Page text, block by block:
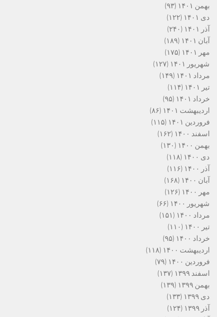
بهمن ۱۴۰۱
(۹۳)
دی ۱۴۰۱
(۱۲۲)
آذر ۱۴۰۱
(۲۴۰)
آبان ۱۴۰۱
(۱۸۹)
مهر ۱۴۰۱
(۱۷۵)
شهریور ۱۴۰۱
(۱۲۷)
مرداد ۱۴۰۱
(۱۴۹)
تیر ۱۴۰۱
(۱۱۴)
خرداد ۱۴۰۱
(۹۵)
اردیبهشت ۱۴۰۱
(۸۶)
فروردین ۱۴۰۱
(۱۱۵)
اسفند ۱۴۰۰
(۱۶۲)
بهمن ۱۴۰۰
(۱۳۰)
دی ۱۴۰۰
(۱۱۸)
آذر ۱۴۰۰
(۱۱۶)
آبان ۱۴۰۰
(۱۶۸)
مهر ۱۴۰۰
(۱۲۶)
شهریور ۱۴۰۰
(۶۶)
مرداد ۱۴۰۰
(۱۵۱)
تیر ۱۴۰۰
(۱۱۰)
خرداد ۱۴۰۰
(۹۵)
اردیبهشت ۱۴۰۰
(۱۱۸)
فروردین ۱۴۰۰
(۷۹)
اسفند ۱۳۹۹
(۱۳۷)
بهمن ۱۳۹۹
(۱۳۹)
دی ۱۳۹۹
(۱۳۳)
آذر ۱۳۹۹
(۱۲۴)